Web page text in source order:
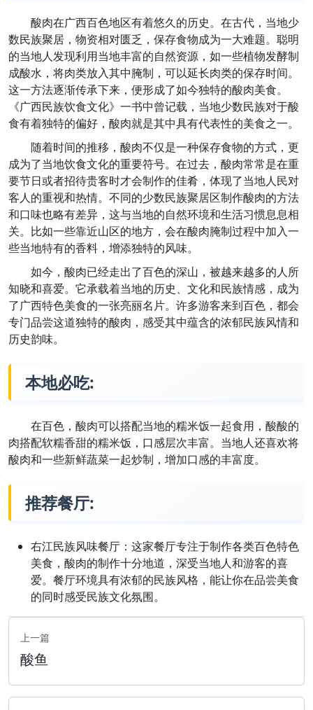
酸肉在广西百色地区有着悠久的历史。在古代，当地少
数民族聚居，物资相对匮乏，保存食物成为一大难题。聪明
的当地人发现利用当地丰富的自然资源，如一些植物发酵制
成酸水，将肉类放入其中腌制，可以延长肉类的保存时间。
这一方法逐渐传承下来，便形成了如今独特的酸肉美食。
《广西民族饮食文化》一书中曾记载，当地少数民族对于酸
食有着独特的偏好，酸肉就是其中具有代表性的美食之一。
随着时间的推移，酸肉不仅是一种保存食物的方式，更
成为了当地饮食文化的重要符号。在过去，酸肉常常是在重
要节日或者招待贵客时才会制作的佳肴，体现了当地人民对
客人的重视和热情。不同的少数民族聚居区制作酸肉的方法
和口味也略有差异，这与当地的自然环境和生活习惯息息相
关。比如一些靠近山区的地方，会在酸肉腌制过程中加入一
些当地特有的香料，增添独特的风味。
如今，酸肉已经走出了百色的深山，被越来越多的人所
知晓和喜爱。它承载着当地的历史、文化和民族情感，成为
了广西特色美食的一张亮丽名片。许多游客来到百色，都会
专门品尝这道独特的酸肉，感受其中蕴含的浓郁民族风情和
历史韵味。
本地必吃:
在百色，酸肉可以搭配当地的糯米饭一起食用，酸酸的
肉搭配软糯香甜的糯米饭，口感层次丰富。当地人还喜欢将
酸肉和一些新鲜蔬菜一起炒制，增加口感的丰富度。
推荐餐厅:
右江民族风味餐厅：这家餐厅专注于制作各类百色特色
美食，酸肉的制作十分地道，深受当地人和游客的喜
爱。餐厅环境具有浓郁的民族风格，能让你在品尝美食
的同时感受民族文化氛围。
上一篇
酸鱼